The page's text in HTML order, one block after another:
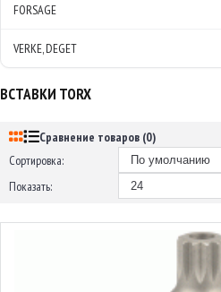
FORSAGE
VERKE, DEGET
ВСТАВКИ TORX
Сравнение товаров (0)
Сортировка:
Показать: